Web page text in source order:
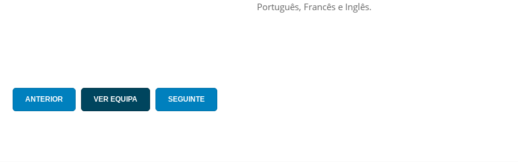
Português, Francês e Inglês.
ANTERIOR VER EQUIPA SEGUINTE